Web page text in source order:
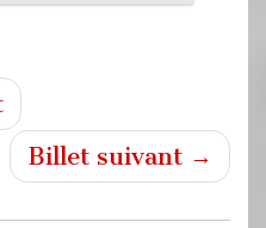
Billet suivant →